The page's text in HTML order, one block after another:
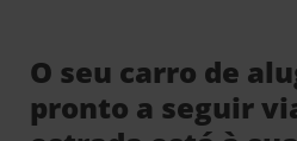
O seu carro de
pronto a seguir